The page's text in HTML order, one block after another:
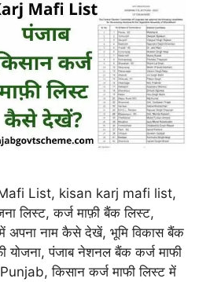
List, kisan karj mafi list,
लिस्ट, कर्ज माफ़ी बैंक लिस्ट,
अपना नाम कैसे देखें, भूमि विकास बैंक
योजना, पंजाब नेशनल बैंक कर्ज माफी
किसान कर्ज माफी लिस्ट में